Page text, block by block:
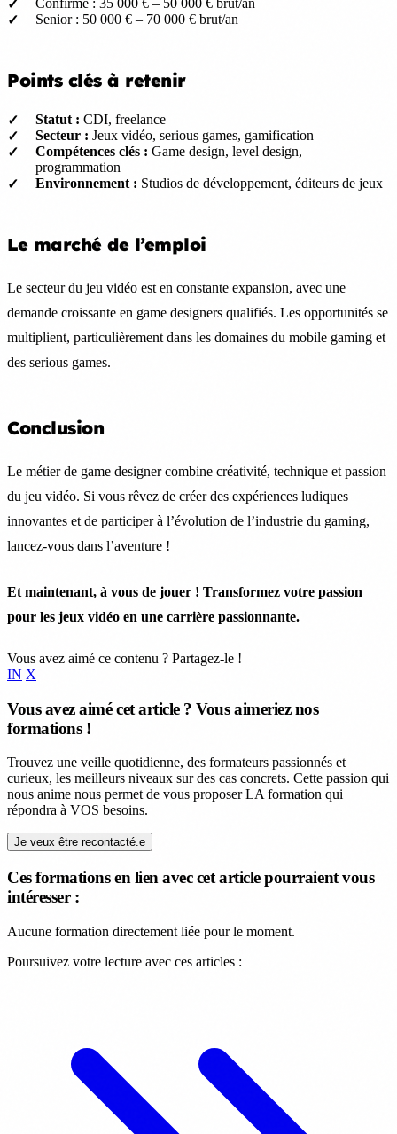
Senior : 50 000 € – 70 000 € brut/an
Points clés à retenir
Statut : CDI, freelance
Secteur : Jeux vidéo, serious games, gamification
Compétences clés : Game design, level design,
programmation
Environnement : Studios de développement, éditeurs de jeux
Le marché de l’emploi
Le secteur du jeu vidéo est en constante expansion, avec une
demande croissante en game designers qualifiés. Les opportunités se
multiplient, particulièrement dans les domaines du mobile gaming et
des serious games.
Conclusion
Le métier de game designer combine créativité, technique et passion
du jeu vidéo. Si vous rêvez de créer des expériences ludiques
innovantes et de participer à l’évolution de l’industrie du gaming,
lancez-vous dans l’aventure !
Et maintenant, à vous de jouer ! Transformez votre passion
pour les jeux vidéo en une carrière passionnante.
Vous avez aimé ce contenu ? Partagez-le !
IN X
Vous avez aimé cet article ? Vous aimeriez nos
formations !
Trouvez une veille quotidienne, des formateurs passionnés et
curieux, les meilleurs niveaux sur des cas concrets. Cette passion qui
nous anime nous permet de vous proposer LA formation qui
répondra à VOS besoins.
Je veux être recontacté.e
Ces formations en lien avec cet article pourraient vous
intéresser :
Aucune formation directement liée pour le moment.
Poursuivez votre lecture avec ces articles :